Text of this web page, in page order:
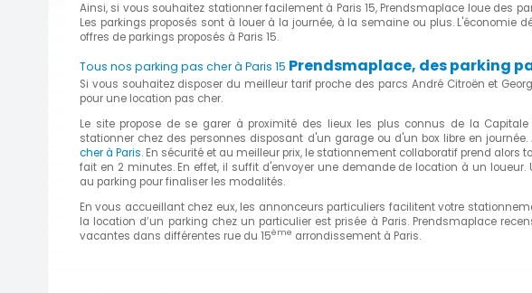
Ainsi, si vous souhaitez stationner facilement à Paris 15, Prendsmaplace loue des
Les parkings proposés sont à louer à la journée, à la semaine ou plus. L'économie
offres de parkings proposés à Paris 15.
Tous nos parking pas cher à Paris 15 Prendsmaplace, des parking
Si vous souhaitez disposer du meilleur tarif proche des parcs André Citroën et
pour une location pas cher.
Le site propose de se garer à proximité des lieux les plus connus de la Capitale
stationner chez des personnes disposant d'un garage ou d'un box libre en journée.
cher à Paris. En sécurité et au meilleur prix, le stationnement collaboratif prend alors
fait en 2 minutes. En effet, il suffit d'envoyer une demande de location à un
au parking pour finaliser les modalités.
En vous accueillant chez eux, les annonceurs particuliers facilitent votre
la location d’un parking chez un particulier est prisée à Paris. Prendsmaplace
vacantes dans différentes rue du 15ème arrondissement à Paris.